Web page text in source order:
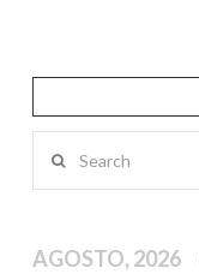
AGOSTO, 2026